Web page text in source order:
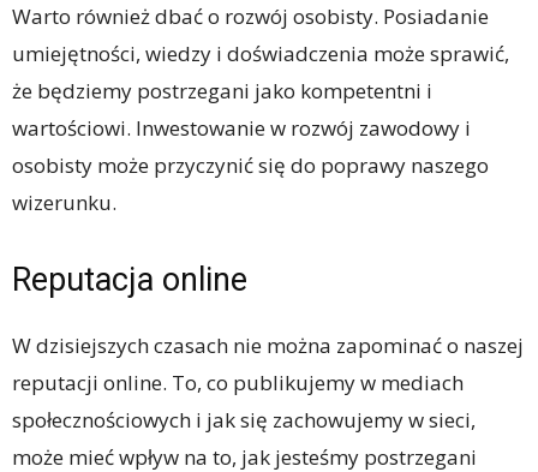
Warto również dbać o rozwój osobisty. Posiadanie
umiejętności, wiedzy i doświadczenia może sprawić,
że będziemy postrzegani jako kompetentni i
wartościowi. Inwestowanie w rozwój zawodowy i
osobisty może przyczynić się do poprawy naszego
wizerunku.
Reputacja online
W dzisiejszych czasach nie można zapominać o naszej
reputacji online. To, co publikujemy w mediach
społecznościowych i jak się zachowujemy w sieci,
może mieć wpływ na to, jak jesteśmy postrzegani